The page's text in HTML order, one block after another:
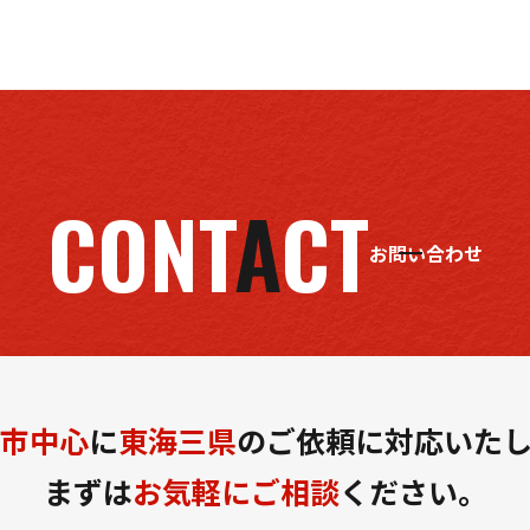
CONTACTお問い合わせ
中心に東海三県のご依頼に対応いた
まずはお気軽にご相談ください。